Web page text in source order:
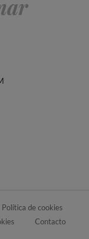
Política de cookies
Contacto